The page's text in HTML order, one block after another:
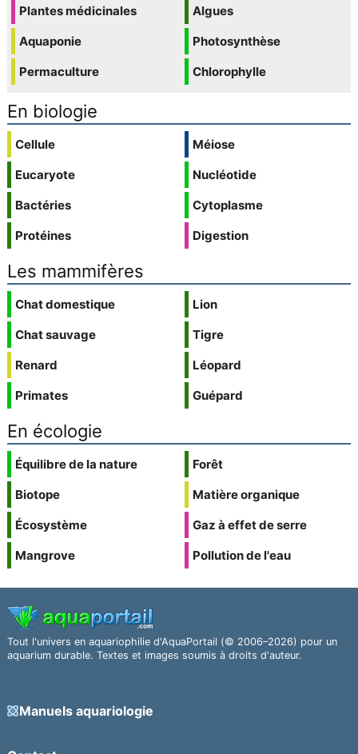
Plantes médicinales
Aquaponie
Permaculture
Algues
Photosynthèse
Chlorophylle
En biologie
Cellule
Eucaryote
Bactéries
Protéines
Méiose
Nucléotide
Cytoplasme
Digestion
Les mammifères
Chat domestique
Chat sauvage
Renard
Primates
Lion
Tigre
Léopard
Guépard
En écologie
Équilibre de la nature
Biotope
Écosystème
Mangrove
Forêt
Matière organique
Gaz à effet de serre
Pollution de l'eau
Tout l'univers en aquariophilie d'AquaPortail (© 2006–2026) pour un
aquarium durable. Textes et images soumis à droits d'auteur.
Manuels aquariologie